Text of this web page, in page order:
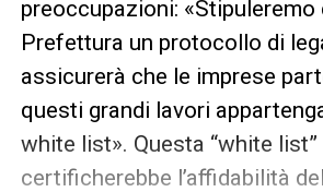
preoccupazioni: «Stipuleremo
Prefettura un protocollo di
assicurerà che le imprese
questi grandi lavori
white list». Questa “white list”
certificherebbe l’affidabilità